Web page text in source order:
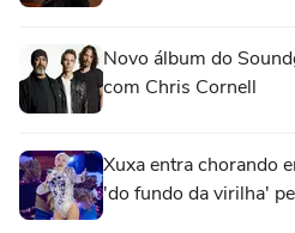
Novo álbum do
com Chris Cornell
Xuxa entra chorando
'do fundo da virilha'